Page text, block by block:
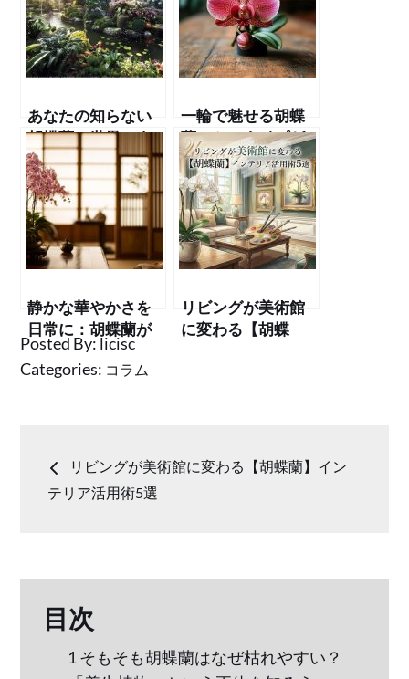
あなたの知らない
胡蝶蘭の世界へよ
うこそ！品種改良
の歴史と未来
一輪で魅せる胡蝶
蘭：ミニタイプが
もたらす空間の華
やぎ
静かな華やかさを
日常に：胡蝶蘭が
くれる心の整え時
間
リビングが美術館
に変わる【胡蝶
Posted By:licisc
Categories: コラム
投
稿
ビ
リビングが美術館に変わる【胡蝶蘭】イン
テリア活用術5選
目次
1 そもそも胡蝶蘭はなぜ枯れやすい？